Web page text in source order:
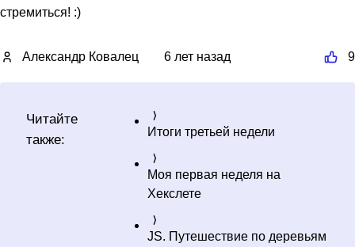
стремиться! :)
Александр Ковалец 6 лет назад 9
Читайте
также:
Итоги третьей недели
Моя первая неделя на
Хекслете
JS. Путешествие по деревьям